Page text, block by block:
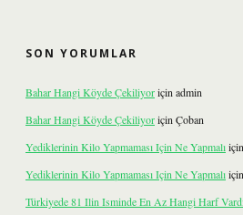
SON YORUMLAR
Bahar Hangi Köyde Çekiliyoriçin admin
Bahar Hangi Köyde Çekiliyoriçin Çoban
Yediklerinin Kilo Yapmaması Için Ne Yapmalıiçin
Yediklerinin Kilo Yapmaması Için Ne Yapmalıiçin
Türkiyede 81 Ilin Isminde En Az Hangi Harf